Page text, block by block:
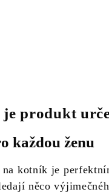
je produkt
každou ženu
na kotník je
něco